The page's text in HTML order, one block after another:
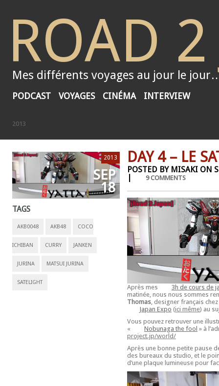
ROAD
Mes différents voyages au jour le
PODCAST VOYAGES CINÉMA INTERVIEW
2013
2013
SEP
18
TAGS
AKB0048 AKB48 COCO
ICHIBAN CURRY JANKEN
JURINA MATSUI JURINA
SATELIGHT
DAY 4 – LE
POSTED BY MISAKI ON
|
9 COMMENTS
Après mes
3h de cours de
matinée, nous nous sommes
Thomas , designer français chez
Japan Expo (ici même) au
Vous pouvez retrouver une
«
Nobunaga the fool » à
project.jp/world/
Après une bonne petite pause
des bureaux du studio, et le
d’une plaque lumineuse pour